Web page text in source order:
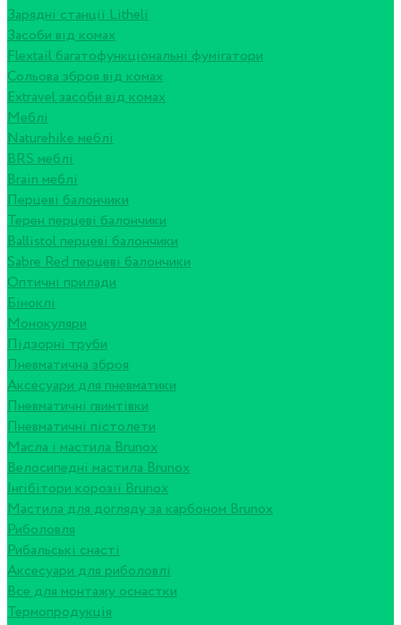
Зарядні станції Litheli
Засоби від комах
Flextail багатофункціональні фумігатори
Сольова зброя від комах
Extravel засоби від комах
Меблі
Naturehike меблі
BRS меблі
Brain меблі
Перцеві балончики
Терен перцеві балончики
Ballistol перцеві балончики
Sabre Red перцеві балончики
Оптичні прилади
Біноклі
Монокуляри
Підзорні труби
Пневматична зброя
Аксесуари для пневматики
Пневматичні гвинтівки
Пневматичні пістолети
Масла і мастила Brunox
Велосипедні мастила Brunox
Інгібітори корозії Brunox
Мастила для догляду за карбоном Brunox
Риболовля
Рибальські снасті
Аксесуари для риболовлі
Все для монтажу оснастки
Термопродукція